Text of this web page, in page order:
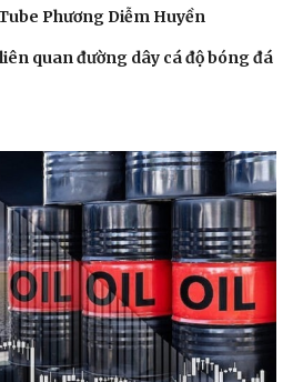
Phương Diễm Huyền
quan đường dây cá độ bóng đá